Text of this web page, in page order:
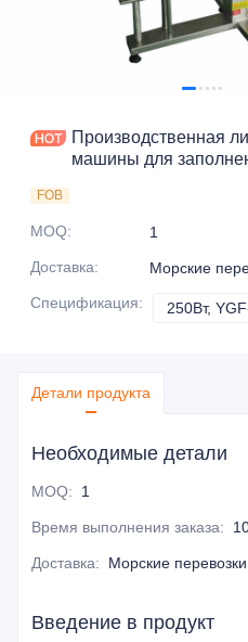
Производственная
машины для
FOB
MOQ:
1
Доставка:
Морские
Спецификация: 250Вт,
Детали продукта
Необходимые детали
MOQ: 1
Время выполнения заказа:
Доставка: Морские перевозки
Введение в продукт